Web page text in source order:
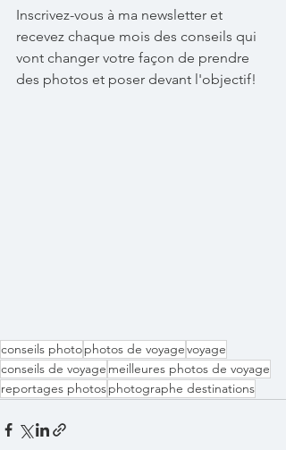
Inscrivez-vous à ma newsletter et
recevez chaque mois des conseils qui
vont changer votre façon de prendre
des photos et poser devant l'objectif!
conseils photophotos de voyagevoyage
conseils de voyage meilleures photos de voyage
reportages photosphotographe destinations